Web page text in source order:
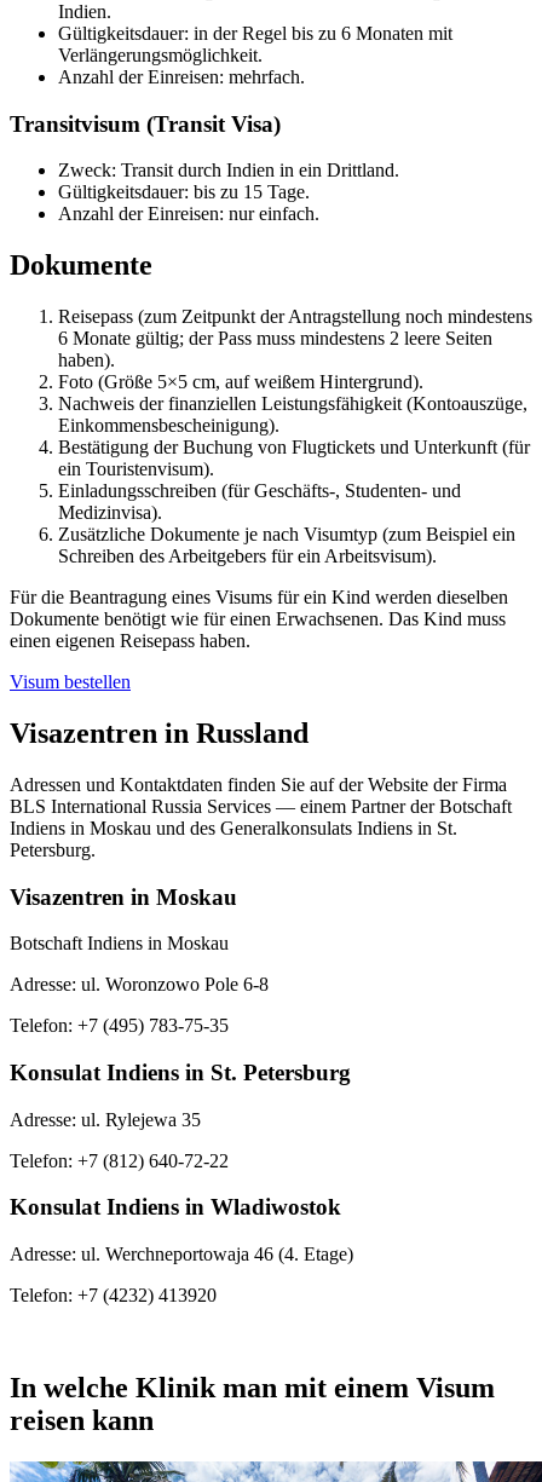
Indien.
Gültigkeitsdauer: in der Regel bis zu 6 Monaten mit
Verlängerungsmöglichkeit.
Anzahl der Einreisen: mehrfach.
Transitvisum (Transit Visa)
Zweck: Transit durch Indien in ein Drittland.
Gültigkeitsdauer: bis zu 15 Tage.
Anzahl der Einreisen: nur einfach.
Dokumente
Reisepass (zum Zeitpunkt der Antragstellung noch mindestens
6 Monate gültig; der Pass muss mindestens 2 leere Seiten
haben).
Foto (Größe 5×5 cm, auf weißem Hintergrund).
Nachweis der finanziellen Leistungsfähigkeit (Kontoauszüge,
Einkommensbescheinigung).
Bestätigung der Buchung von Flugtickets und Unterkunft (für
ein Touristenvisum).
Einladungsschreiben (für Geschäfts-, Studenten- und
Medizinvisa).
Zusätzliche Dokumente je nach Visumtyp (zum Beispiel ein
Schreiben des Arbeitgebers für ein Arbeitsvisum).
Für die Beantragung eines Visums für ein Kind werden dieselben
Dokumente benötigt wie für einen Erwachsenen. Das Kind muss
einen eigenen Reisepass haben.
Visum bestellen
Visazentren in Russland
Adressen und Kontaktdaten finden Sie auf der Website der Firma
BLS International Russia Services — einem Partner der Botschaft
Indiens in Moskau und des Generalkonsulats Indiens in St.
Petersburg.
Visazentren in Moskau
Botschaft Indiens in Moskau
Adresse: ul. Woronzowo Pole 6-8
Telefon: +7 (495) 783-75-35
Konsulat Indiens in St. Petersburg
Adresse: ul. Rylejewa 35
Telefon: +7 (812) 640-72-22
Konsulat Indiens in Wladiwostok
Adresse: ul. Werchneportowaja 46 (4. Etage)
Telefon: +7 (4232) 413920
In welche Klinik man mit einem Visum
reisen kann